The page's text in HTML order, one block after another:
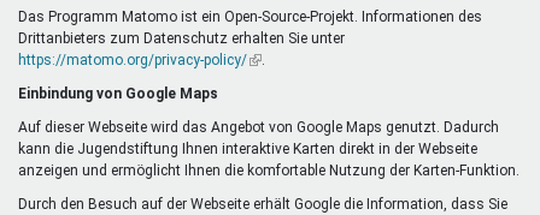
Das Programm Matomo ist ein Open-Source-Projekt. Informationen des
Drittanbieters zum Datenschutz erhalten Sie unter
https://matomo.org/privacy-policy/(Link
Einbindung von Google Maps
Auf dieser Webseite wird das Angebot von Google Maps genutzt. Dadurch
kann die Jugendstiftung Ihnen interaktive Karten direkt in der Webseite
anzeigen und ermöglicht Ihnen die komfortable Nutzung der Karten-Funktion.
Durch den Besuch auf der Webseite erhält Google die Information, dass Sie